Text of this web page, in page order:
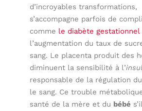
d’incroyables transformations,
s’accompagne parfois de
comme le diabète gestationnel
l’augmentation du taux de
sang. Le placenta produit des
diminuent la sensibilité à l’
responsable de la régulation
le sang. Ce trouble
santé de la mère et du bébé